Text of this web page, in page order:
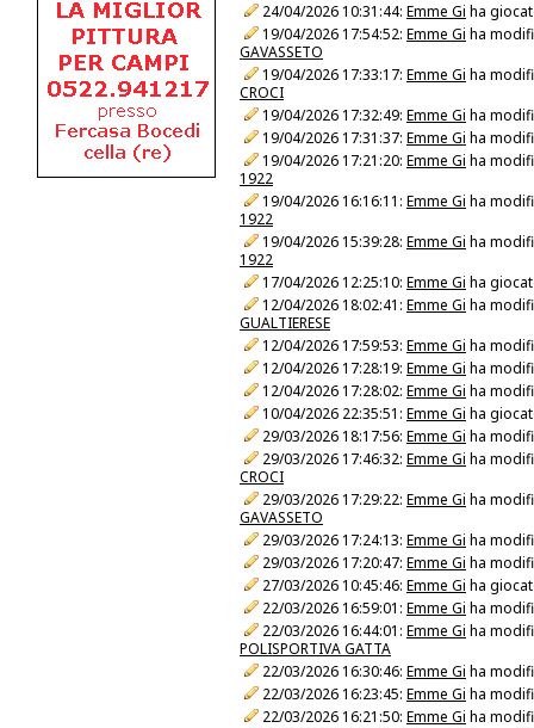
24/04/2026 10:31:44: Emme Gi ha
19/04/2026 17:54:52: Emme Gi ha
GAVASSETO
19/04/2026 17:33:17: Emme Gi ha
CROCI
19/04/2026 17:32:49: Emme Gi ha
19/04/2026 17:31:37: Emme Gi ha
19/04/2026 17:21:20: Emme Gi ha
1922
19/04/2026 16:16:11: Emme Gi ha
1922
19/04/2026 15:39:28: Emme Gi ha
1922
17/04/2026 12:25:10: Emme Gi ha
12/04/2026 18:02:41: Emme Gi ha
GUALTIERESE
12/04/2026 17:59:53: Emme Gi ha
12/04/2026 17:28:19: Emme Gi ha
12/04/2026 17:28:02: Emme Gi ha
10/04/2026 22:35:51: Emme Gi ha
29/03/2026 18:17:56: Emme Gi ha
29/03/2026 17:46:32: Emme Gi ha
CROCI
29/03/2026 17:29:22: Emme Gi ha
GAVASSETO
29/03/2026 17:24:13: Emme Gi ha
29/03/2026 17:20:47: Emme Gi ha
27/03/2026 10:45:46: Emme Gi ha
22/03/2026 16:59:01: Emme Gi ha
22/03/2026 16:44:01: Emme Gi ha
POLISPORTIVA GATTA
22/03/2026 16:30:46: Emme Gi ha
22/03/2026 16:23:45: Emme Gi ha
22/03/2026 16:21:50: Emme Gi ha